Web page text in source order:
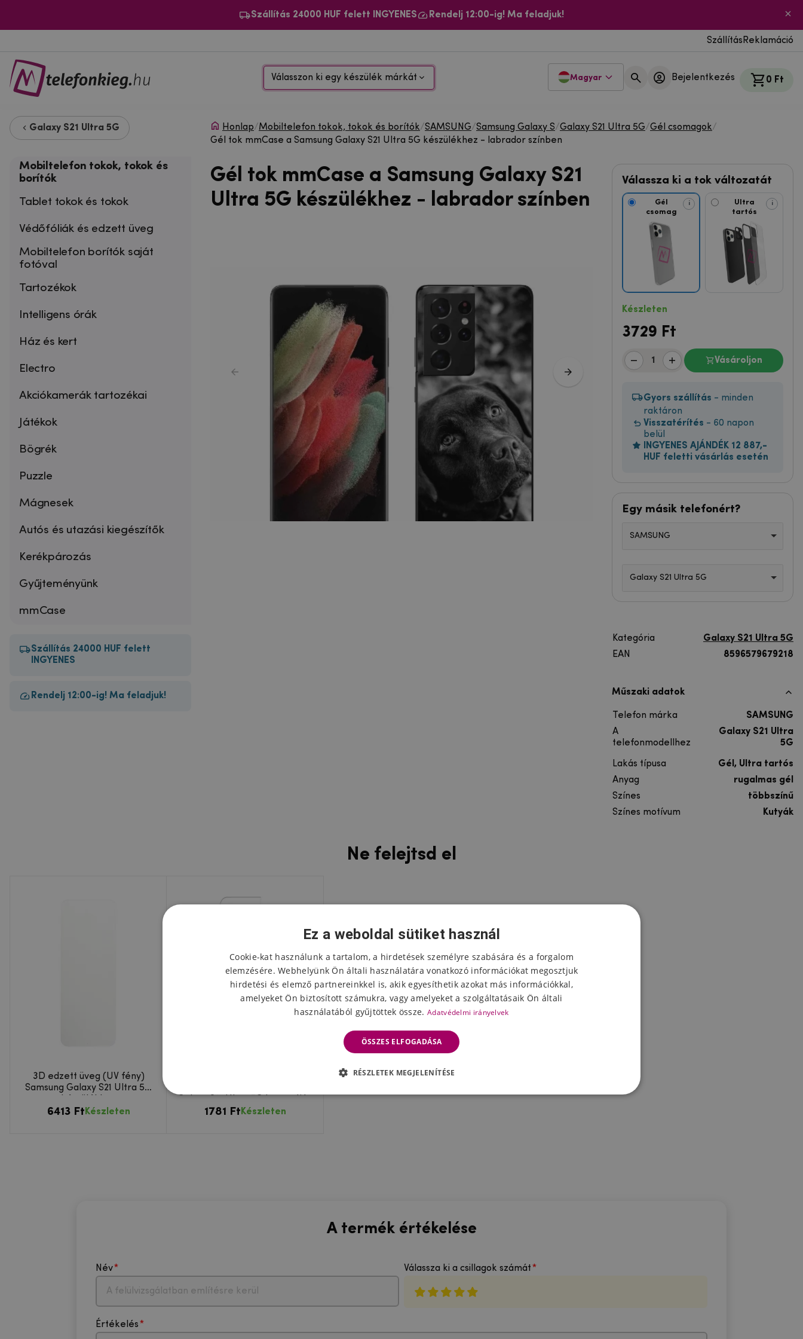
Szállítás 24000 HUF felett INGYENES Rendelj 12:00-ig! Ma feladjuk!
Szállítás Reklamáció
Válasszon ki egy készülék márkát Magyar Bejelentkezés 0 Ft
Galaxy S21 Ultra 5G
Mobiltelefon tokok, tokok és
borítók
Tablet tokok és tokok
Védőfóliák és edzett üveg
Mobiltelefon borítók saját
fotóval
Tartozékok
Intelligens órák
Ház és kert
Electro
Akciókamerák tartozékai
Játékok
Bögrék
Puzzle
Mágnesek
Autós és utazási kiegészítők
Kerékpározás
Gyűjteményünk
mmCase
Szállítás 24000 HUF felett
INGYENES
Rendelj 12:00-ig! Ma feladjuk!
Honlap/Mobiltelefon tokok, tokok és borítók/SAMSUNG/Samsung Galaxy S/Galaxy S21 Ultra 5G/Gél csomagok/
Gél tok mmCase a Samsung Galaxy S21 Ultra 5G készülékhez - labrador színben
Gél tok mmCase a Samsung Galaxy S21
Ultra 5G készülékhez - labrador színben
Válassza ki a tok változatát
Gél
csomag
i
Ultra
tartós
i
Készleten
3729 Ft
Vásároljon
Gyors szállítás - minden
raktáron
Visszatérítés - 60 napon
belül
INGYENES AJÁNDÉK 12 887,-
HUF feletti vásárlás esetén
Egy másik telefonért?
SAMSUNG
Galaxy S21 Ultra 5G
Kategória
Galaxy S21 Ultra 5G
EAN
8596579679218
Műszaki adatok
Telefon márka
SAMSUNG
A
telefonmodellhez
Galaxy S21 Ultra
5G
Lakás típusa
Gél, Ultra tartós
Anyag
rugalmas gél
Színes
többszínű
Színes motívum
Kutyák
Ne felejtsd el
3D edzett üveg (UV fény)
Samsung Galaxy S21 Ultra 5G
6413 Ft Készleten 1781 Ft Készleten
A termék értékelése
Név Válassza ki a csillagok számát
Értékelés
Ez a weboldal sütiket használ
Cookie-kat használunk a tartalom, a hirdetések személyre szabására és a forgalom
elemzésére. Webhelyünk Ön általi használatára vonatkozó információkat megosztjuk
hirdetési és elemző partnereinkkel is, akik egyesíthetik azokat más információkkal,
amelyeket Ön biztosított számukra, vagy amelyeket a szolgáltatásaik Ön általi
használatából gyűjtöttek össze. Adatvédelmi irányelvek
ÖSSZES ELFOGADÁSA
RÉSZLETEK MEGJELENÍTÉSE